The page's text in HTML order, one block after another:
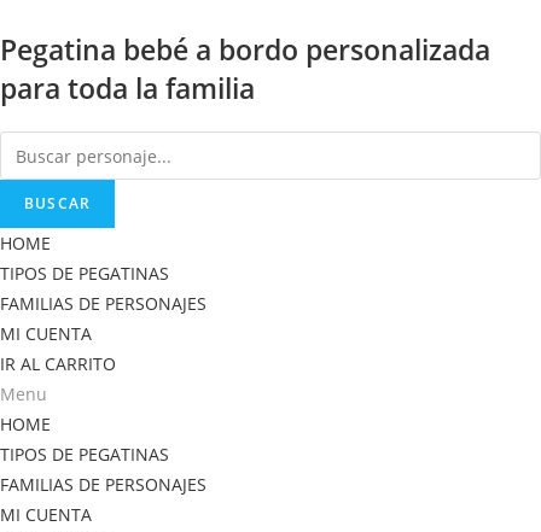
al
contenido
Pegatina bebé a bordo personalizada
para toda la familia
BUSCAR
HOME
TIPOS DE PEGATINAS
FAMILIAS DE PERSONAJES
MI CUENTA
IR AL CARRITO
Menu
HOME
TIPOS DE PEGATINAS
FAMILIAS DE PERSONAJES
MI CUENTA